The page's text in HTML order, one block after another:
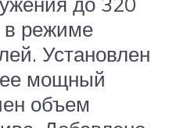
в режиме
Установлен
мощный
объем